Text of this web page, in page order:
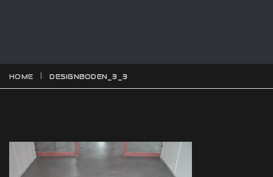
HOME DESIGNBODEN_3_3